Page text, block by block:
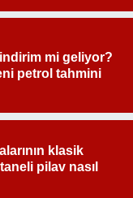
mi geliyor?
petrol tahmini
klasik
pilav nasıl